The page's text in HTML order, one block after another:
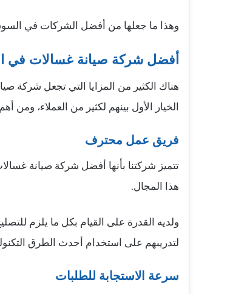
وهذا ما جعلها من أفضل الشركات في
أفضل شركة صيانة غسالات في
هناك الكثير من المزايا التي تجعل شركة
الخيار الأول بينهم لكثير من العملاء، ومن
فريق عمل محترف
تتميز شركتنا بأنها أفضل شركة صيانة
هذا المجال.
ولديه القدرة على القيام بكل ما يلزم
لتدريبهم على استخدام أحدث الطرق
سرعة الاستجابة للطلبات